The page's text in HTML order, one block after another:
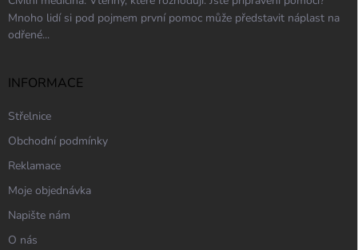
Mnoho lidí si pod pojmem první pomoc může představit náplast na
odřené...
INFORMACE
Střelnice
Obchodní podmínky
Reklamace
Moje objednávka
Napište nám
O nás